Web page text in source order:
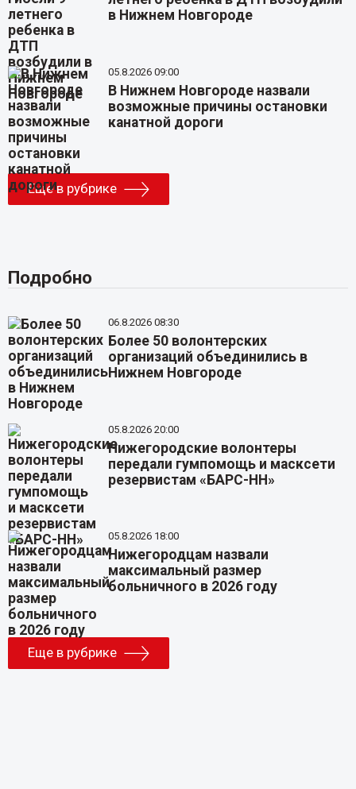
в Нижнем Новгороде
05.8.2026 09:00
В Нижнем Новгороде назвали
возможные причины остановки
канатной дороги
Еще в рубрике
Подробно
06.8.2026 08:30
Более 50 волонтерских
организаций объединились в
Нижнем Новгороде
05.8.2026 20:00
Нижегородские волонтеры
передали гумпомощь и масксети
резервистам «БАРС-НН»
05.8.2026 18:00
Нижегородцам назвали
максимальный размер
больничного в 2026 году
Еще в рубрике